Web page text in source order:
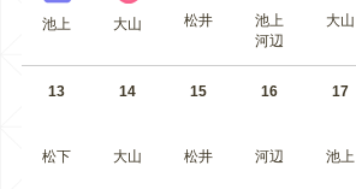
池上 大山 松井
池上
河辺
大山
13
松下
14
大山
15
松井
16
河辺
17
池上